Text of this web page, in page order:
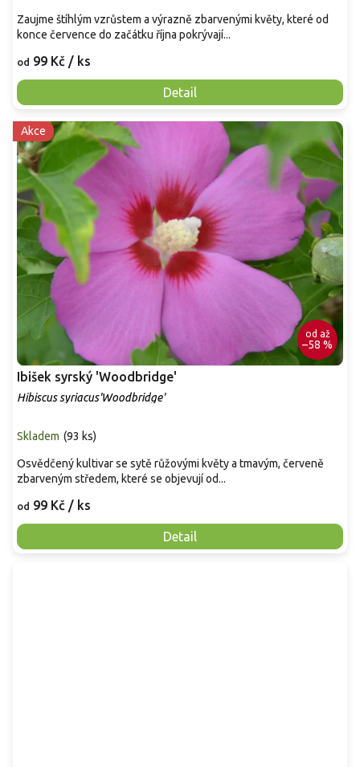
od 99 Kč / ks
Detail
Zaujme štíhlým vzrůstem a výrazně zbarvenými květy, které od
konce července do začátku října pokrývají...
Akce
od až
–58 %
Ibišek syrský 'Woodbridge'
Hibiscus syriacus'Woodbridge'
Skladem (93 ks)
od 99 Kč / ks
Detail
Osvědčený kultivar se sytě růžovými květy a tmavým, červeně
zbarveným středem, které se objevují od...